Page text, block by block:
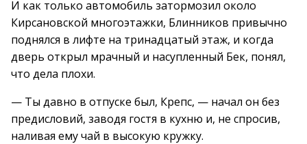
И как только автомобиль затормозил около
Кирсановской многоэтажки, Блинников привычно
поднялся в лифте на тринадцатый этаж, и когда
дверь открыл мрачный и насупленный Бек, понял,
что дела плохи.
— Ты давно в отпуске был, Крепс, — начал он без
предисловий, заводя гостя в кухню и, не спросив,
наливая ему чай в высокую кружку.